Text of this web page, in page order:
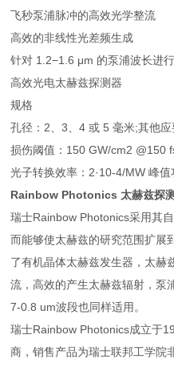
飞秒泵浦脉冲的高效光学整流
高效的非线性光差频生成
针对 1.2−1.6 μm 的泵浦波长进
高效光电太赫兹探测器
规格
孔径：2、3、4 或 5 毫米;其他
损伤阈值：150 GW/cm2 @150
光子转换效率：2·10-4/MW 峰值
Rainbow Photonics 太赫兹探
瑞士Rainbow Photonics采用其
而能够使太赫兹的研究范围扩展
了有机晶体太赫兹发生器，太赫
流，高效的产生太赫兹辐射，泵
7-0.8 um波段也同样适用。
瑞士Rainbow Photonics成立于
商，销售产品为瑞士联邦工学院